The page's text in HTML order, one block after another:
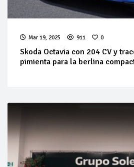
Mar 19, 2025 911 0
Skoda Octavia con 204 CV y
pimienta para la berlina